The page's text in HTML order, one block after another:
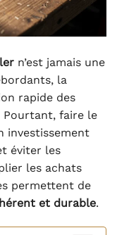
n’est jamais une
la
rapide des
Pourtant, faire le
investissement
éviter les
les achats
permettent de
et durable.